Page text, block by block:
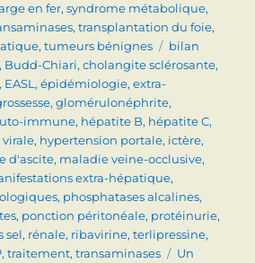
en fer,syndrome métabolique,
,transplantation du foie,
,tumeurs bénignes Étiquettes
bilan
, Budd-Chiari,cholangite sclérosante,
, EASL ,épidémiologie,extra-
,glomérulonéphrite,
immune, hépatite B, hépatite C,
, hypertension portale, ictère,
d'ascite, maladie veine-occlusive,
extra-hépatique,
, phosphatases alcalines,
, ponction péritonéale, protéinurie,
sel, rénale, ribavirine,terlipressine,
,traitement,transaminases
Un